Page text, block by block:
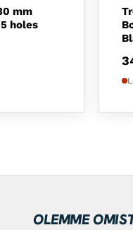
mm
holes
OLEMME